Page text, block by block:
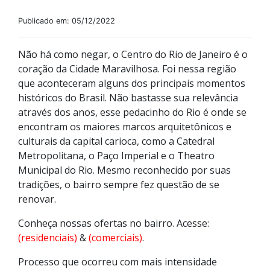
Publicado em: 05/12/2022
Não há como negar, o Centro do Rio de Janeiro é o
coração da Cidade Maravilhosa. Foi nessa região
que aconteceram alguns dos principais momentos
históricos do Brasil. Não bastasse sua relevância
através dos anos, esse pedacinho do Rio é onde se
encontram os maiores marcos arquitetônicos e
culturais da capital carioca, como a Catedral
Metropolitana, o Paço Imperial e o Theatro
Municipal do Rio. Mesmo reconhecido por suas
tradições, o bairro sempre fez questão de se
renovar.
Conheça nossas ofertas no bairro. Acesse:
(residenciais) &(comerciais).
Processo que ocorreu com mais intensidade